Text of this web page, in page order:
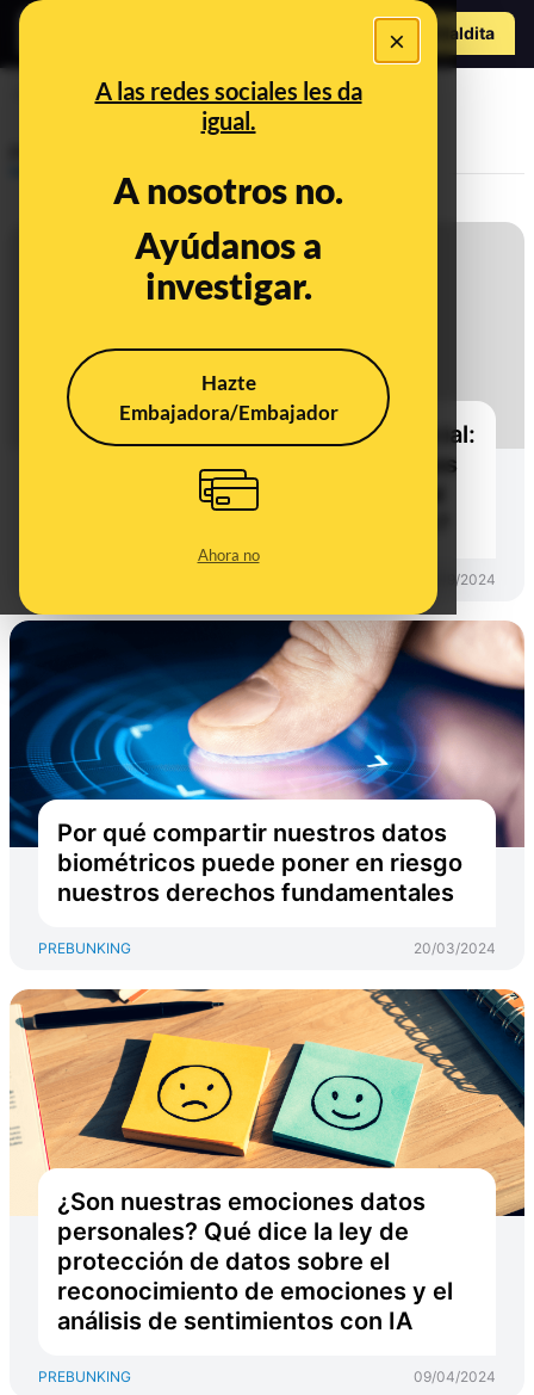
×
A las redes sociales les da
igual.
A nosotros no.
Ayúdanos a
investigar.
Hazte
Embajadora/Embajador
Ahora no
Hazte Maldito
reconocimiento facial
Proctoring con inteligencia artificial:
¿qué dice la ley sobre los sistemas
que utilizan reconocimiento facial
13/09/2024
Por qué compartir nuestros datos
biométricos puede poner en riesgo
nuestros derechos fundamentales
PREBUNKING 20/03/2024
¿Son nuestras emociones datos
personales? Qué dice la ley de
protección de datos sobre el
reconocimiento de emociones y el
análisis de sentimientos con IA
PREBUNKING 09/04/2024